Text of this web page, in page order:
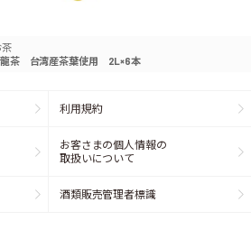
茶
龍茶 台湾産茶葉使用 2L×6本
利用規約
お客さまの個人情報の
取扱いについて
酒類販売管理者標識